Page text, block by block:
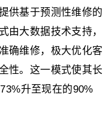
供基于预测性维修的
由大数据技术支持，
确维修，极大优化客
性。这一模式使其长
升至现在的90%